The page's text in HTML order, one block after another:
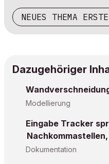
NEUES THEMA
Dazugehöriger
Modellierung
Eingabe Tracker
Nachkommastellen,
Dokumentation